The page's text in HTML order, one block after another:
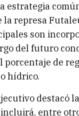
estrategia
la represa
son
del futuro
porcentaje de
hídrico.
destacó
entre